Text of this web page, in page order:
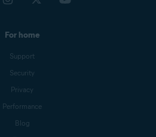
For home
Support
Security
Privacy
Performance
Blog